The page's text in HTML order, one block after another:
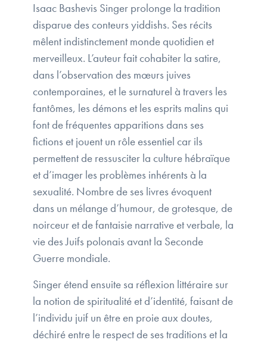
Isaac Bashevis Singer prolonge la tradition
disparue des conteurs yiddishs. Ses récits
mêlent indistinctement monde quotidien et
merveilleux. L’auteur fait cohabiter la satire,
dans l’observation des mœurs juives
contemporaines, et le surnaturel à travers les
fantômes, les démons et les esprits malins qui
font de fréquentes apparitions dans ses
fictions et jouent un rôle essentiel car ils
permettent de ressusciter la culture hébraïque
et d’imager les problèmes inhérents à la
sexualité. Nombre de ses livres évoquent
dans un mélange d’humour, de grotesque, de
noirceur et de fantaisie narrative et verbale, la
vie des Juifs polonais avant la Seconde
Guerre mondiale.
Singer étend ensuite sa réflexion littéraire sur
la notion de spiritualité et d’identité, faisant de
l’individu juif un être en proie aux doutes,
déchiré entre le respect de ses traditions et la